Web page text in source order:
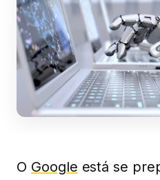
O Google está se